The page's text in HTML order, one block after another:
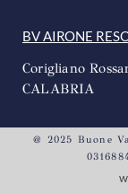
BV AIRONE
Corigliano
CALABRIA
@ 2025 Buone